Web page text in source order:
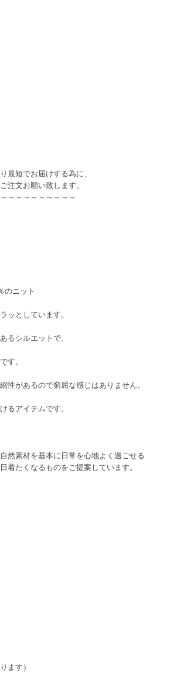
最短でお届けする為に、
注文お願い致します。
～～～～～～～～～
のニット
ッとしています。
るシルエットで、
す。
性があるので窮屈な感じはありません。
るアイテムです。
然素材を基本に日常を心地よく過ごせる
着たくなるものをご提案しています。
す）